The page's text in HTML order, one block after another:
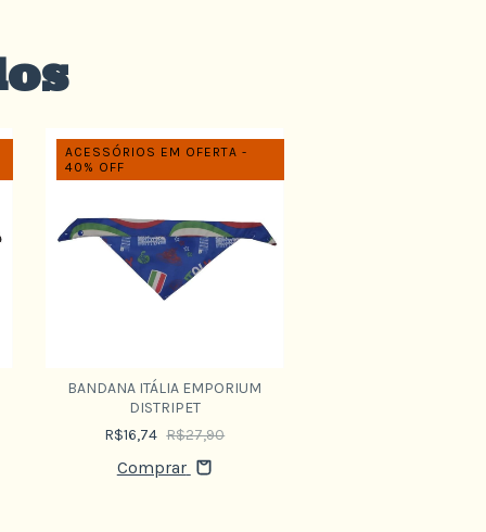
ACESSÓRIOS EM OFERTA -
40% OFF
BANDANA ITÁLIA EMPORIUM
DISTRIPET
R$16,74 R$27,90
Comprar